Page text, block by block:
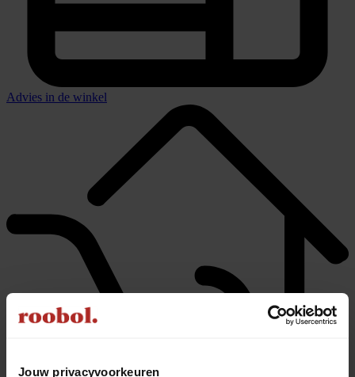
Jouw privacyvoorkeuren
Advies in de winkel